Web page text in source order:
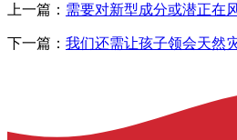
上一篇： 需要对新型成分或潜正在
下一篇： 我们还需让孩子领会天然